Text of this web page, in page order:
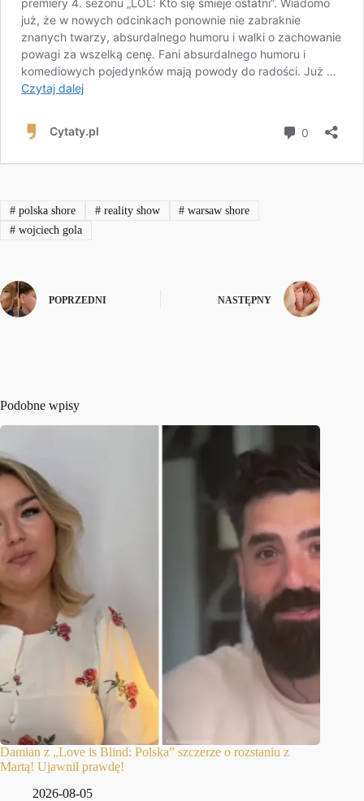
#polska shore #reality show # warsaw shore
#wojciech gola
POPRZEDNI NASTĘPNY
Podobne wpisy
Damian z „Love is Blind: Polska” szczerze o rozstaniu z
Martą! Ujawnił prawdę!
2026-08-05